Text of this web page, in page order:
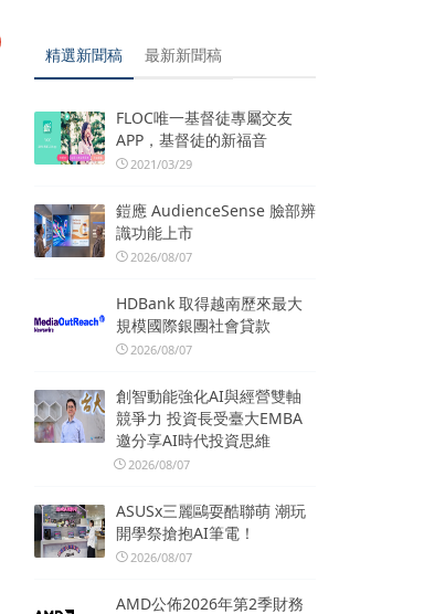
精選新聞稿 最新新聞稿
FLOC唯一基督徒專屬交友
APP，基督徒的新福音
2021/03/29
鎧應 AudienceSense 臉部辨
識功能上市
2026/08/07
HDBank 取得越南歷來最大
規模國際銀團社會貸款
2026/08/07
創智動能強化AI與經營雙軸
競爭力 投資長受臺大EMBA
邀分享AI時代投資思維
2026/08/07
ASUSx三麗鷗耍酷聯萌 潮玩
開學祭搶抱AI筆電！
2026/08/07
AMD公佈2026年第2季財務